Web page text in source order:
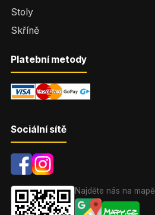
Stoly
Skříně
Platební metody
Sociální sítě
Najděte nás na mapě